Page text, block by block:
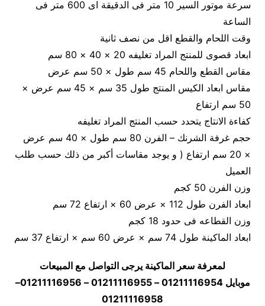
سرعة موتور السير 10 متر فى الدقيقة اى 600 متر فى
الساعة
وقت اللحام والقطع اقل من نصف ثانية
ابعاد قصوى للمنتج المراد تغليفه 20 × 40 × 80 سم
مقاس القطع واللحام 45 سم طول × 50 سم عرض
مقاس ابعاد الكيس المنتج طول 35 سم × 45 سم عرض ×
50 سم ارتفاع
كفاءة الانتاج يتحدد حسب المنتج المراد تغليفه
حجم غرفة الشرنك – الفرن 80 سم طول × 40 سم عرض
× 20 سم ارتفاع ( و يوجد مقاسات أكبر من ذلك حسب طلب
العميل
وزن الفرن 50 كجم
ابعاد الفرن طول 112 × عرض 60 × ارتفاع 72 سم
وزن القطاعه فى حدود 18 كجم
ابعاد الماكينة طول 74 سم × عرض 60 سم × ارتفاع 37 سم
لمعرفة سعر الماكينة يرجى التواصل مع المبيعات
موبايل 01211116954 – 01211116955 – 01211116956–
01211116958